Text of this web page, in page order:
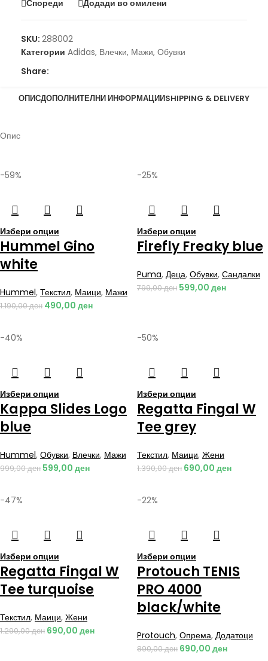
Спореди Додади во омилени
SKU: 288002
Категории Adidas, Влечки, Мажи, Обувки
Share:
ОПИСДОПОЛНИТЕЛНИ ИНФОРМАЦИИSHIPPING & DELIVERY
Опис
-59%
Избери опции
Hummel Gino
white
Hummel, Текстил, Маици, Мажи
1.190,00ден 490,00 ден
-25%
Избери опции
Firefly Freaky blue
Puma, Деца, Обувки, Сандалки
799,00ден 599,00 ден
-40%
Избери опции
Kappa Slides Logo
blue
Hummel, Обувки, Влечки, Мажи
999,00ден 599,00 ден
-50%
Избери опции
Regatta Fingal W
Tee grey
Текстил, Маици, Жени
1.390,00ден 690,00 ден
-47%
Избери опции
Regatta Fingal W
Tee turquoise
Текстил, Маици, Жени
1.290,00ден 690,00 ден
-22%
Избери опции
Protouch TENIS
PRO 4000
black/white
Protouch, Опрема, Додатоци
890,00ден 690,00 ден